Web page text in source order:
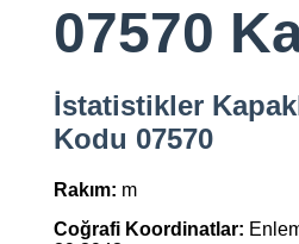
07570
İstatistikler
Kodu 07570
Rakım: m
Coğrafi Koordinatlar: